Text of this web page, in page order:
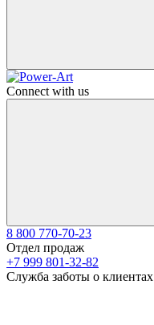
Connect with us
8 800 770-70-23
Отдел продаж
+7 999 801-32-82
Служба заботы о клиентах